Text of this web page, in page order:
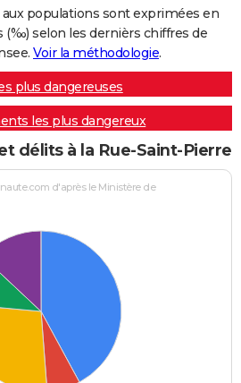
populations sont exprimées en
(‰) selon les dernièrs chiffres de
Voir la méthodologie.
plus dangereuses
les plus dangereux
délits à la Rue-Saint-Pierre
d'après le Ministère de